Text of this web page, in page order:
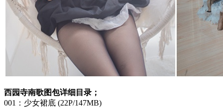
西园寺南歌图包详细目录；
001：少女裙底 (22P/147MB)